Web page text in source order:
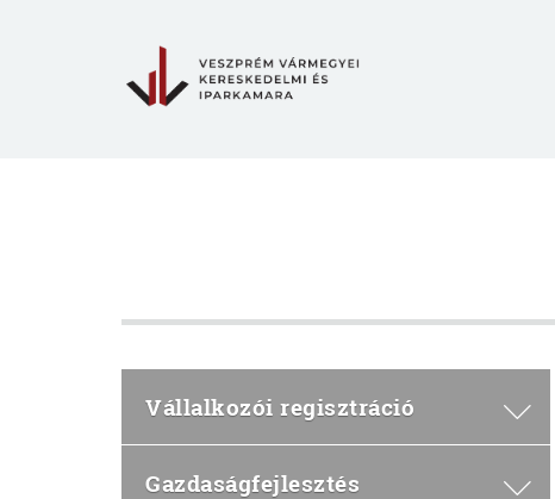
Vállalkozói regisztráció
Gazdaságfejlesztés